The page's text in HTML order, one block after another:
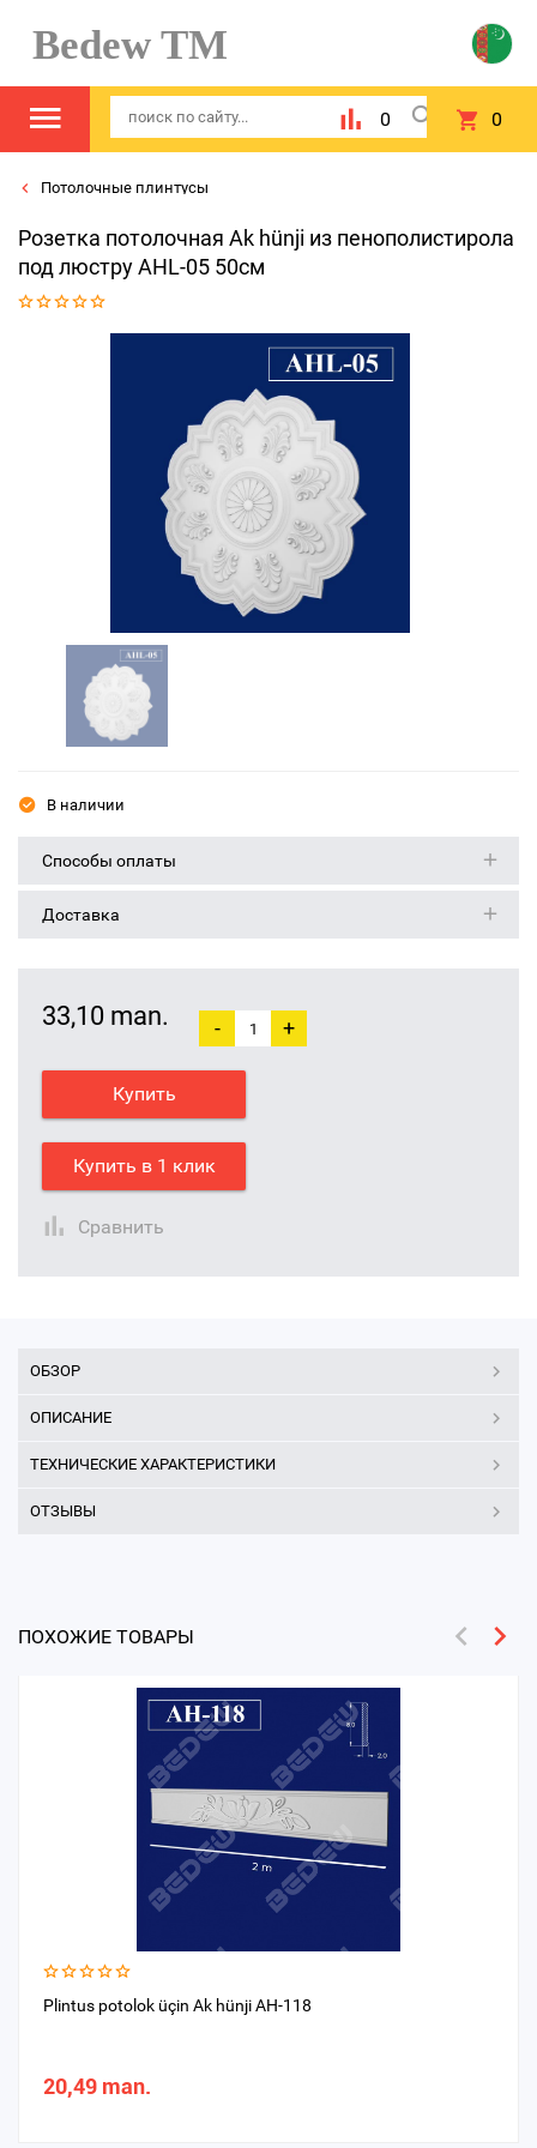
Bedew TM
0 0
Потолочные плинтусы
Розетка потолочная Ak hünji из пенополистирола
под люстру AHL-05 50см
В наличии
Способы оплаты
Доставка
33,10 man. - +
Купить
Купить в 1 клик
Сравнить
ОБЗОР
ОПИСАНИЕ
ТЕХНИЧЕСКИЕ ХАРАКТЕРИСТИКИ
ОТЗЫВЫ
ПОХОЖИЕ ТОВАРЫ
Plintus potolok üçin Ak hünji AH-118
20,49 man.